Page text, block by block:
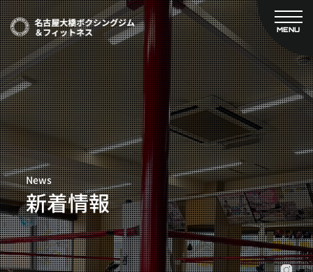
MENU
CLOSE
TOP
新着情報
ご予約
プライベートコース予約
レンタルスタジオ予約
名古屋大橋ボクシングジムについて
大橋弘政プロフィール
スタッフ紹介
料金案内
設備紹介
アクセス
営業時間
トレーナー募集
スポンサー募集
大会チケット購入
News
新着情報